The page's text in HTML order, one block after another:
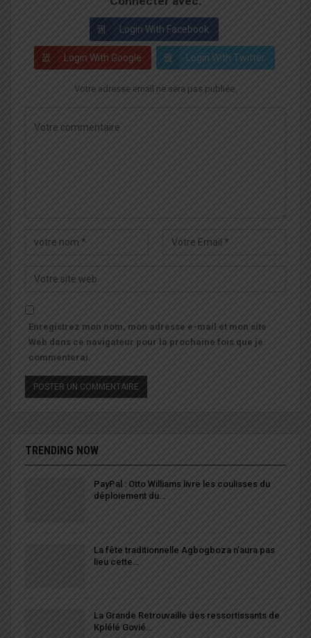
Login With Facebook
Login With Google Login With Twitter
Votre adresse email ne sera pas publiée.
Enregistrez mon nom, mon adresse e-mail et mon site
Web dans ce navigateur pour la prochaine fois que je
commenterai.
TRENDING NOW
PayPal : Otto Williams livre les coulisses du
déploiement du…
La fête traditionnelle Agbogboza n’aura pas
lieu cette…
La Grande Retrouvaille des ressortissants de
Kplélé Govié…